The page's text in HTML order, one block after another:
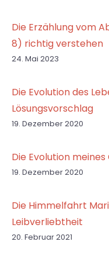
Die Erzählung vom
8) richtig verstehen
24. Mai 2023
Die Evolution des
Lösungsvorschlag
19. Dezember 2020
Die Evolution meines
19. Dezember 2020
Die Himmelfahrt
Leibverliebtheit
20. Februar 2021